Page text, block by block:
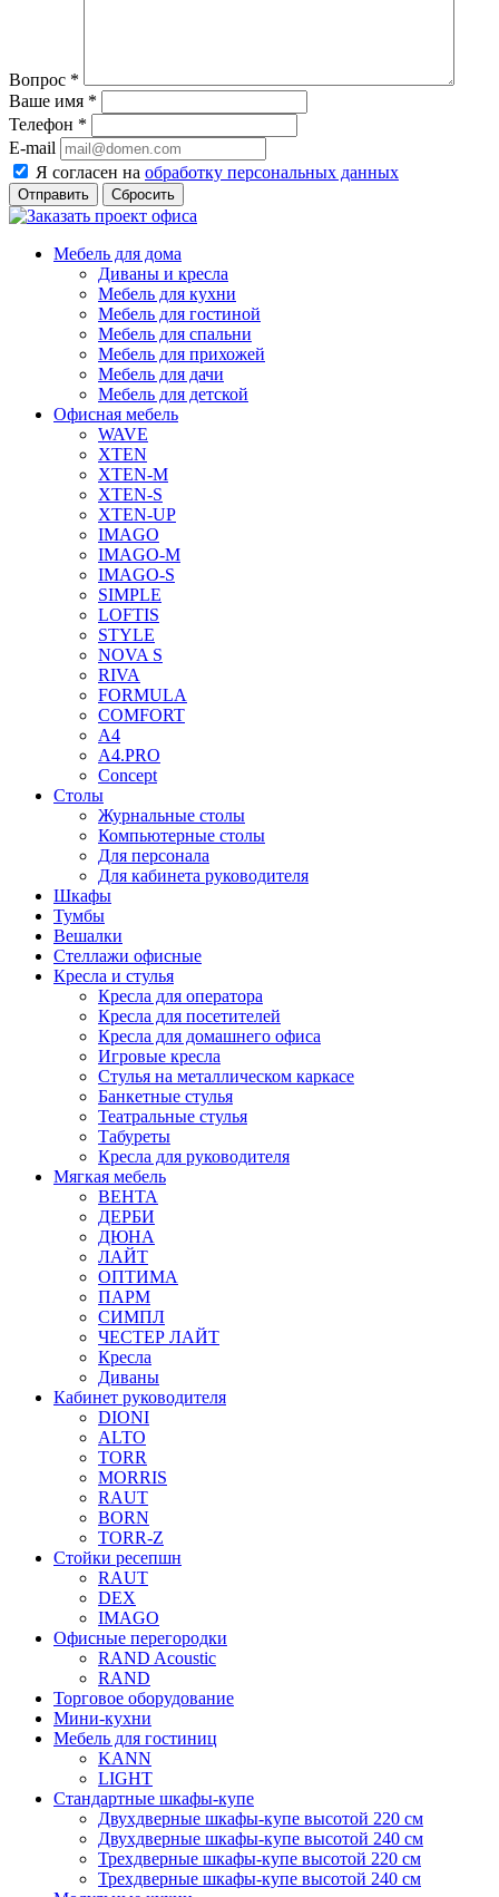
Вопрос *
Ваше имя *
Телефон *
E-mail
Я согласен на обработку персональных данных
Сбросить
Мебель для дома
Диваны и кресла
Мебель для кухни
Мебель для гостиной
Мебель для спальни
Мебель для прихожей
Мебель для дачи
Мебель для детской
Офисная мебель
WAVE
XTEN
XTEN-M
XTEN-S
XTEN-UP
IMAGO
IMAGO-M
IMAGO-S
SIMPLE
LOFTIS
STYLE
NOVA S
RIVA
FORMULA
COMFORT
A4
A4.PRO
Concept
Столы
Журнальные столы
Компьютерные столы
Для персонала
Для кабинета руководителя
Шкафы
Тумбы
Вешалки
Стеллажи офисные
Кресла и стулья
Кресла для оператора
Кресла для посетителей
Кресла для домашнего офиса
Игровые кресла
Стулья на металлическом каркасе
Банкетные стулья
Театральные стулья
Табуреты
Кресла для руководителя
Мягкая мебель
ВЕНТА
ДЕРБИ
ДЮНА
ЛАЙТ
ОПТИМА
ПАРМ
СИМПЛ
ЧЕСТЕР ЛАЙТ
Кресла
Диваны
Кабинет руководителя
DIONI
ALTO
TORR
MORRIS
RAUT
BORN
TORR-Z
Стойки ресепшн
RAUT
DEX
IMAGO
Офисные перегородки
RAND Acoustic
RAND
Торговое оборудование
Мини-кухни
Мебель для гостиниц
KANN
LIGHT
Стандартные шкафы-купе
Двухдверные шкафы-купе высотой 220 см
Двухдверные шкафы-купе высотой 240 см
Трехдверные шкафы-купе высотой 220 см
Трехдверные шкафы-купе высотой 240 см